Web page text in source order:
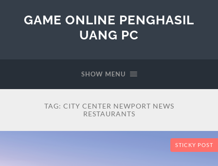
GAME ONLINE PENGHASIL
UANG PC
SHOW MENU
TAG: CITY CENTER NEWPORT NEWS
RESTAURANTS
STICKY POST